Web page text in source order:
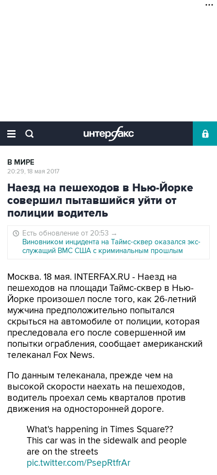
В МИРЕ
20:29, 18 мая 2017
Наезд на пешеходов в Нью-Йорке
совершил пытавшийся уйти от
полиции водитель
Есть обновление от 20:53 →
Виновником инцидента на Таймс-сквер оказался экс-
служащий ВМС США с криминальным прошлым
Москва. 18 мая. INTERFAX.RU - Наезд на
пешеходов на площади Таймс-cквер в Нью-
Йорке произошел после того, как 26-летний
мужчина предположительно попытался
скрыться на автомобиле от полиции, которая
преследовала его после совершенной им
попытки ограбления, сообщает американский
телеканал Fox News.
По данным телеканала, прежде чем на
высокой скорости наехать на пешеходов,
водитель проехал семь кварталов против
движения на односторонней дороге.
What's happening in Times Square??
This car was in the sidewalk and people
are on the streets
pic.twitter.com/PsepRtfrAr